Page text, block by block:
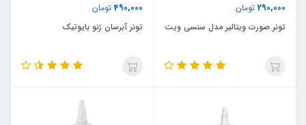
290,000 تومان
تونر صورت ویتالیر مدل سنسی ویت
490,000تومان
تونر آبرسان ژنو بایوتیک